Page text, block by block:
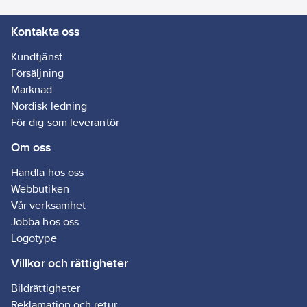
Kontakta oss
Kundtjänst
Försäljning
Marknad
Nordisk ledning
För dig som leverantör
Om oss
Handla hos oss
Webbutiken
Vår verksamhet
Jobba hos oss
Logotype
Villkor och rättigheter
Bildrättigheter